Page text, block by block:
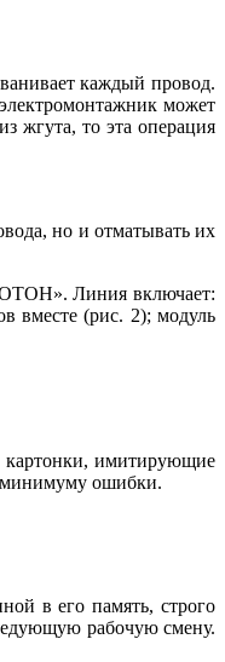
каждый провод.
может
жгута, то эта операция
но и отматывать их
Линия включает:
вместе (рис. 2); модуль
картонки, имитирующие
минимуму ошибки.
в его память, строго
рабочую смену.